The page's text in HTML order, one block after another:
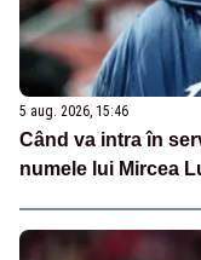
5 aug. 2026, 15:46
Când va intra în
numele lui Mircea